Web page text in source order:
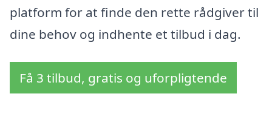
platform for at finde den rette rådgiver til
dine behov og indhente et tilbud i dag.
Få 3 tilbud, gratis og uforpligtende